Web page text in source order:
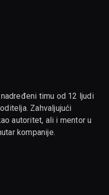
timu od 12 ljudi
Zahvaljujući
autoritet, ali i mentor u
kompanije.